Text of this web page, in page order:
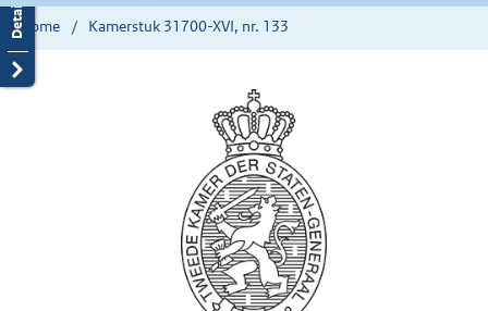
Home Kamerstuk 31700-XVI, nr. 133